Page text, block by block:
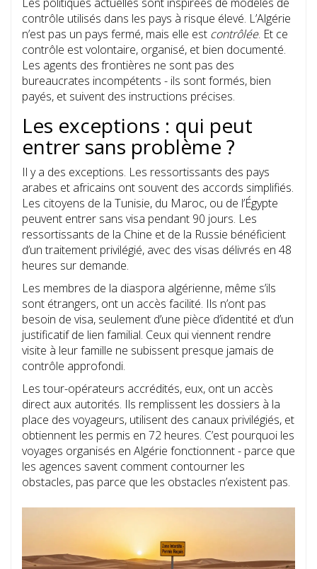
contrôle utilisés dans les pays à risque élevé. L’Algérie
n’est pas un pays fermé, mais elle est contrôlée. Et ce
contrôle est volontaire, organisé, et bien documenté.
Les agents des frontières ne sont pas des
bureaucrates incompétents - ils sont formés, bien
payés, et suivent des instructions précises.
Les exceptions : qui peut
entrer sans problème ?
Il y a des exceptions. Les ressortissants des pays
arabes et africains ont souvent des accords simplifiés.
Les citoyens de la Tunisie, du Maroc, ou de l’Égypte
peuvent entrer sans visa pendant 90 jours. Les
ressortissants de la Chine et de la Russie bénéficient
d’un traitement privilégié, avec des visas délivrés en 48
heures sur demande.
Les membres de la diaspora algérienne, même s’ils
sont étrangers, ont un accès facilité. Ils n’ont pas
besoin de visa, seulement d’une pièce d’identité et d’un
justificatif de lien familial. Ceux qui viennent rendre
visite à leur famille ne subissent presque jamais de
contrôle approfondi.
Les tour-opérateurs accrédités, eux, ont un accès
direct aux autorités. Ils remplissent les dossiers à la
place des voyageurs, utilisent des canaux privilégiés, et
obtiennent les permis en 72 heures. C’est pourquoi les
voyages organisés en Algérie fonctionnent - parce que
les agences savent comment contourner les
obstacles, pas parce que les obstacles n’existent pas.